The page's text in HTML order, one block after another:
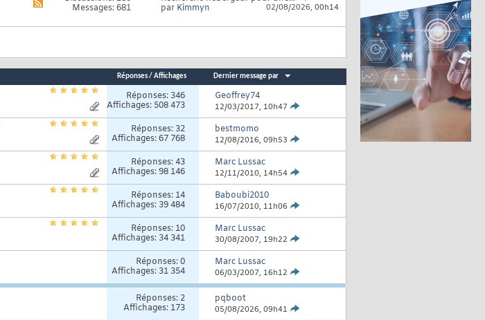
RSS
forum
Messages: 681
par Kimmyn 02/08/2026, 00h14
Réponses/ Affichages Dernier message par
Réponses: 346
Affichages: 508 473
Geoffrey74
12/03/2017, 10h47
Réponses: 32
Affichages: 67 768
bestmomo
12/08/2016, 09h53
Réponses:43
Affichages: 98 146
Marc Lussac
12/11/2010, 14h54
Réponses: 14
Affichages: 39 484
Baboubi2010
16/07/2010, 11h06
Réponses: 10
Affichages: 34 341
Marc Lussac
30/08/2007, 19h22
Réponses:0
Affichages: 31 354
Marc Lussac
06/03/2007, 16h12
Réponses: 2
Affichages: 173
pqboot
05/08/2026, 09h41